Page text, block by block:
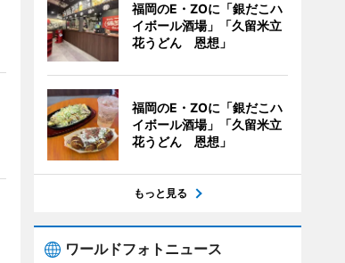
福岡のE・ZOに「銀だこハ
イボール酒場」「久留米立
花うどん 恩想」
福岡のE・ZOに「銀だこハ
イボール酒場」「久留米立
花うどん 恩想」
もっと見る
ワールドフォトニュース